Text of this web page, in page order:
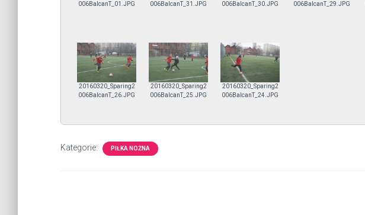
006BalcanT_01.JPG
006BalcanT_31.JPG
006BalcanT_30.JPG
006BalcanT_29.JPG
20160320_Sparing2
006BalcanT_26.JPG
20160320_Sparing2
006BalcanT_25.JPG
20160320_Sparing2
006BalcanT_24.JPG
Kategorie: PIŁKA NOŻNA